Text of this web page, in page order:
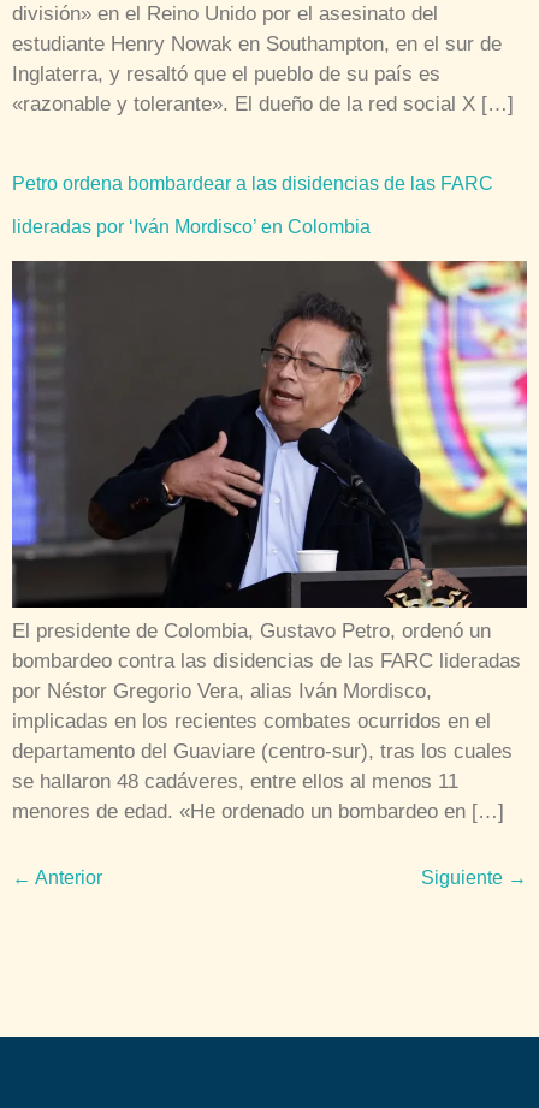
división» en el Reino Unido por el asesinato del
estudiante Henry Nowak en Southampton, en el sur de
Inglaterra, y resaltó que el pueblo de su país es
«razonable y tolerante». El dueño de la red social X […]
Petro ordena bombardear a las disidencias de las FARC
lideradas por ‘Iván Mordisco’ en Colombia
El presidente de Colombia, Gustavo Petro, ordenó un
bombardeo contra las disidencias de las FARC lideradas
por Néstor Gregorio Vera, alias Iván Mordisco,
implicadas en los recientes combates ocurridos en el
departamento del Guaviare (centro-sur), tras los cuales
se hallaron 48 cadáveres, entre ellos al menos 11
menores de edad. «He ordenado un bombardeo en […]
← Anterior Siguiente →